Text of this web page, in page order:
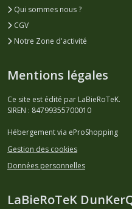
Qui sommes nous ?
CGV
Notre Zone d'activité
Mentions légales
Ce site est édité par LaBieRoTeK.
SIREN : 84799355700010
Hébergement via eProShopping
Gestion des cookies
Données personnelles
LaBieRoTeK